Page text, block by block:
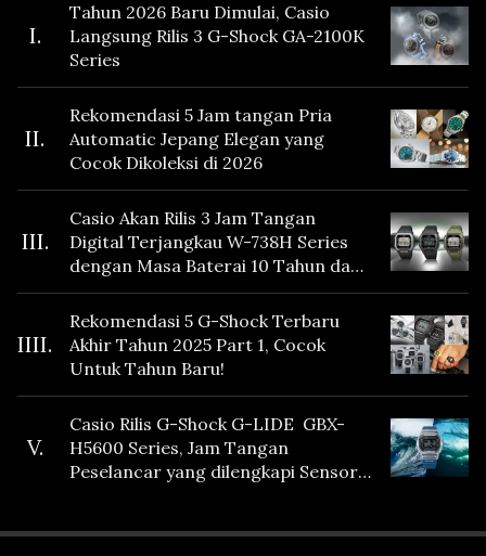
I.
Tahun 2026 Baru Dimulai, Casio
Langsung Rilis 3 G-Shock GA-2100K
Series
II.
Rekomendasi 5 Jam tangan Pria
Automatic Jepang Elegan yang
Cocok Dikoleksi di 2026
III.
Casio Akan Rilis 3 Jam Tangan
Digital Terjangkau W-738H Series
dengan Masa Baterai 10 Tahun dan
Fitur Vibration
IIII.
Rekomendasi 5 G-Shock Terbaru
Akhir Tahun 2025 Part 1, Cocok
Untuk Tahun Baru!
V.
Casio Rilis G-Shock G-LIDE GBX-
H5600 Series, Jam Tangan
Peselancar yang dilengkapi Sensor